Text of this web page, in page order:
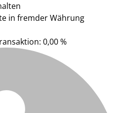
in fremder Währung
0,00 %